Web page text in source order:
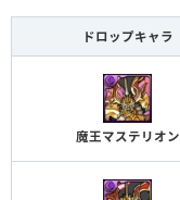
ドロップキャラ
魔王マステリオン